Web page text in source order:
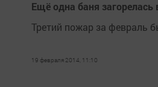
Ещё одна баня загорелась
Третий пожар за февраль
19 февраля 2014, 11:10